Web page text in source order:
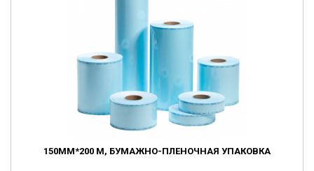
150ММ*200 М, БУМАЖНО-ПЛЕНОЧНАЯ УПАКОВКА